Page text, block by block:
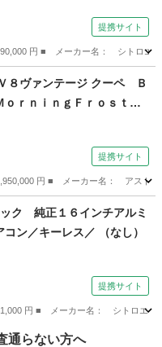
検11.6）
提携サイト
円 ■ メーカー名： シトロ
８ヴァンテージ クーペ Ｂ
ｏｒｎｉｎｇＦｒｏｓｔＷ
ｌｏｒ／ＢｉｔｔｅｒＣ
ｐｉｎｇ／ＣｒｅａｍＴ
９ＡＷ ナビ 地デジ Ｂ
（車検整備付）
提携サイト
円 ■ メーカー名： アスト
ク 純正１６インチアルミ
ン／キーレス／ （なし）
提携サイト
円 ■ メーカー名： シトロエ
通らない方へ